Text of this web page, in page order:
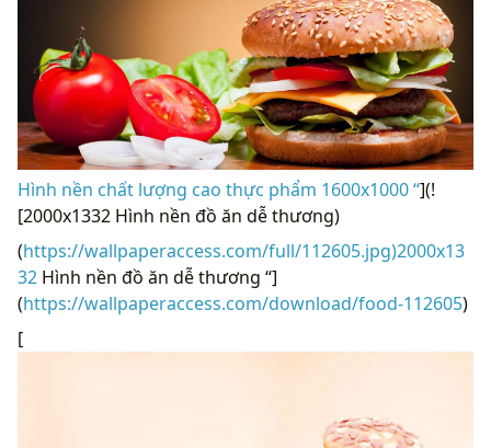
Hình nền chất lượng cao thực phẩm 1600x1000 “](!
[2000x1332 Hình nền đồ ăn dễ thương)
(https://wallpaperaccess.com/full/112605.jpg)2000x13
32 Hình nền đồ ăn dễ thương “]
(https://wallpaperaccess.com/download/food-112605)
[